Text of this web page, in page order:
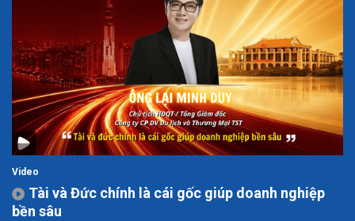
Video
Tài và Đức chính là cái gốc giúp doanh nghiệp
bền sâu